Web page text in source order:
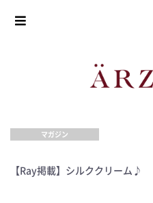
マガジン
【Ray掲載】シルククリーム♪